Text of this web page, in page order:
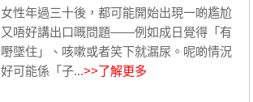
女性年過三十後，都可能開始出現一啲尷尬
又唔好講出口嘅問題——例如成日覺得「有
嘢墜住」、咳嗽或者笑下就漏尿。呢啲情況
好可能係「子...>>了解更多